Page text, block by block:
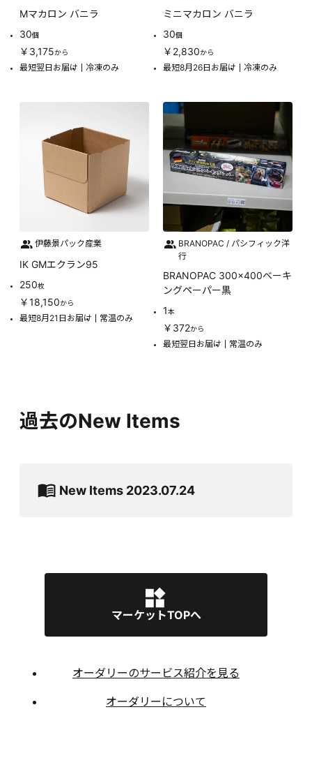
Mマカロン バニラ
30個
￥3,175から
最短翌日お届け 冷凍のみ
ミニマカロン バニラ
30個
￥2,830から
最短8月26日お届け 冷凍のみ
伊藤景パック産業
IK GMエクラン95
250枚
￥18,150から
最短8月21日お届け 常温のみ
BRANOPAC / パシフィック洋
行
BRANOPAC 300x400ベーキ
ングペーパー黒
1本
￥372から
最短翌日お届け 常温のみ
過去のNew Items
New Items 2023.07.24
マーケットTOPへ
オーダリーのサービス紹介を見る
オーダリーについて